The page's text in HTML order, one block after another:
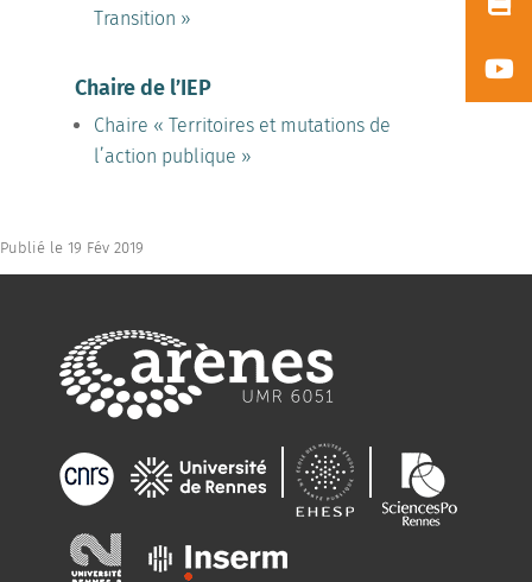
Transition »
Chaire de l’IEP
Chaire « Territoires et mutations de
l’action publique »
Publié le 19 Fév 2019